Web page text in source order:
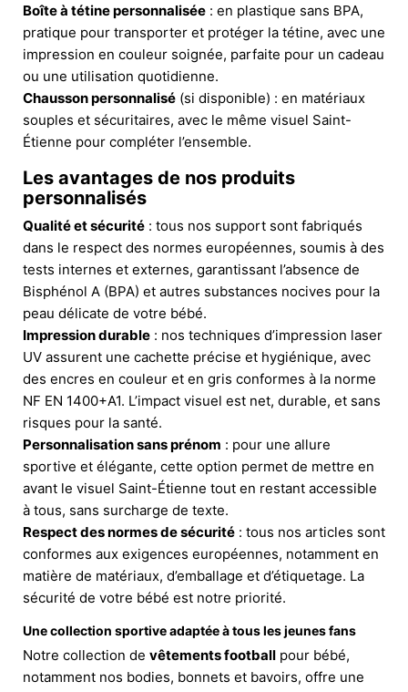
Boîte à tétine personnalisée : en plastique sans BPA,
pratique pour transporter et protéger la tétine, avec une
impression en couleur soignée, parfaite pour un cadeau
ou une utilisation quotidienne.
Chausson personnalisé (si disponible) : en matériaux
souples et sécuritaires, avec le même visuel Saint-
Étienne pour compléter l’ensemble.
Les avantages de nos produits
personnalisés
Qualité et sécurité : tous nos support sont fabriqués
dans le respect des normes européennes, soumis à des
tests internes et externes, garantissant l’absence de
Bisphénol A (BPA) et autres substances nocives pour la
peau délicate de votre bébé.
Impression durable : nos techniques d’impression laser
UV assurent une cachette précise et hygiénique, avec
des encres en couleur et en gris conformes à la norme
NF EN 1400+A1. L’impact visuel est net, durable, et sans
risques pour la santé.
Personnalisation sans prénom : pour une allure
sportive et élégante, cette option permet de mettre en
avant le visuel Saint-Étienne tout en restant accessible
à tous, sans surcharge de texte.
Respect des normes de sécurité : tous nos articles sont
conformes aux exigences européennes, notamment en
matière de matériaux, d’emballage et d’étiquetage. La
sécurité de votre bébé est notre priorité.
Une collection sportive adaptée à tous les jeunes fans
Notre collection de vêtements football pour bébé,
notamment nos bodies, bonnets et bavoirs, offre une